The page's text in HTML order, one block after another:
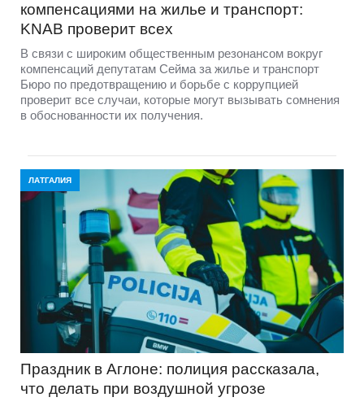
компенсациями на жилье и транспорт:
KNAB проверит всех
В связи с широким общественным резонансом вокруг
компенсаций депутатам Сейма за жилье и транспорт
Бюро по предотвращению и борьбе с коррупцией
проверит все случаи, которые могут вызывать сомнения
в обоснованности их получения.
ЛАТГАЛИЯ
Праздник в Аглоне: полиция рассказала,
что делать при воздушной угрозе